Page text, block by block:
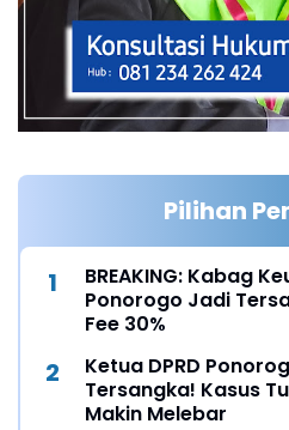
Pilihan
BREAKING: Kabag
Ponorogo Jadi
Fee 30%
Ketua DPRD
Tersangka! Kasus
Makin Melebar